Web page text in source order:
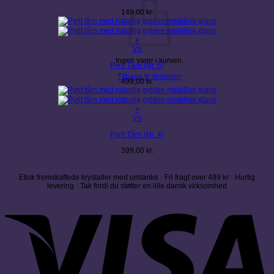
Ingen varer i kurven.
Tilbage til shoppen
149,00 kr.
+
Vis
Pyrit Tårn (Nr. 5)
499,00kr.
+
Vis
Pyrit Tårn (Nr. 4)
399,00 kr.
Etisk fremskaffede krystaller med omtanke · Fri fragt over 499 kr · Hurtig
levering · Tak fordi du støtter en lille dansk virksomhed